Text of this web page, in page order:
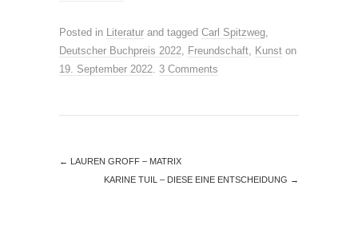
Posted in Literatur and tagged Carl Spitzweg
Deutscher Buchpreis 2022
Freundschaft Kunst on
19. September 2022 3 Comments
← LAUREN GROFF – MATRIX
KARINE TUIL – DIESE EINE ENTSCHEIDUNG →